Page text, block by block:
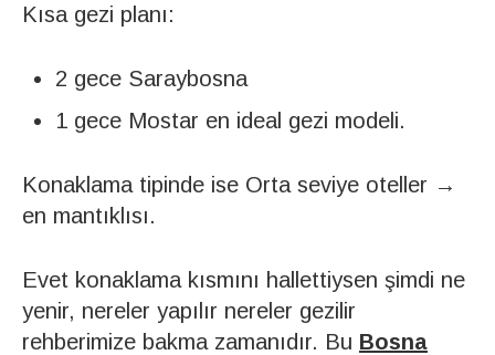
Kısa gezi planı:
2 gece Saraybosna
1 gece Mostar en ideal gezi modeli.
Konaklama tipinde ise Orta seviye oteller →
en mantıklısı.
Evet konaklama kısmını hallettiysen şimdi ne
yenir, nereler yapılır nereler gezilir
rehberimize bakma zamanıdır. Bu Bosna